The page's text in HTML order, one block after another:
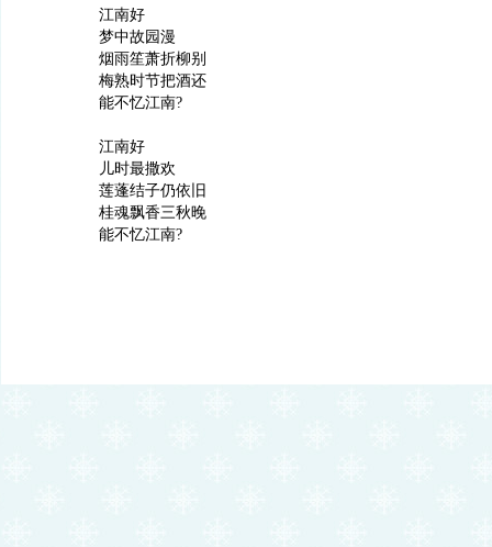
江南好
梦中故园漫
烟雨笙萧折柳别
梅熟时节把酒还
能不忆江南?
江南好
儿时最撒欢
莲蓬结子仍依旧
桂魂飘香三秋晚
能不忆江南?